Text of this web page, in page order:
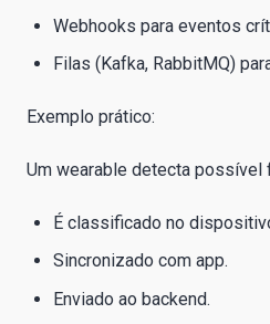
Webhooks para eventos
Filas (Kafka, RabbitMQ)
Exemplo prático:
Um wearable detecta possível
É classificado no
Sincronizado com app.
Enviado ao backend.